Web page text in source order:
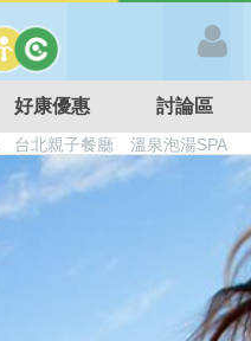
好康優惠 討論區
台北親子餐廳
溫泉泡湯SPA
日本親子景點